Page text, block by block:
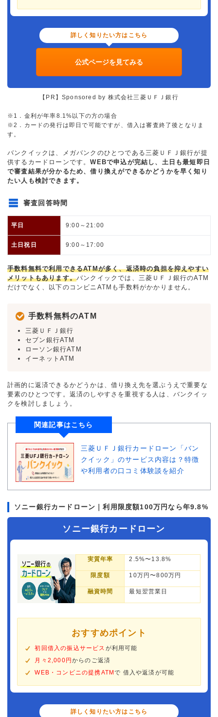
詳しく知りたい方はこちら
公式ページを見てみる
【PR】Sponsored by 株式会社三菱ＵＦＪ銀行
※1．金利が年率8.1%以下の方の場合
※2．カードの発行は即日で可能ですが、借入は審査終了後となりま
す。
バンクイックは、メガバンクのひとつである三菱ＵＦＪ銀行が提
供するカードローンです。WEBで申込が完結し、土日も最短即日
で審査結果が分かるため、借り換えができるかどうかを早く知り
たい人も検討できます。
審査回答時間
平日 9:00～21:00
土日祝日 9:00～17:00
手数料無料で利用できるATMが多く、返済時の負担を抑えやすい
メリットもあります。バンクイックでは、三菱ＵＦＪ銀行のATM
だけでなく、以下のコンビニATMも手数料がかかりません。
手数料無料のATM
三菱ＵＦＪ銀行
セブン銀行ATM
ローソン銀行ATM
イーネットATM
計画的に返済できるかどうかは、借り換え先を選ぶうえで重要な
要素のひとつです。返済のしやすさを重視する人は、バンクイッ
クを検討しましょう。
関連記事はこちら
三菱ＵＦＪ銀行カードローン「バン
クイック」のサービス内容は？特徴
や利用者の口コミ体験談を紹介
ソニー銀行カードローン｜利用限度額100万円なら年9.8%
ソニー銀行カードローン
実質年率 2.5%〜13.8%
限度額 10万円〜800万円
融資時間 最短翌営業日
おすすめポイント
初回借入の振込サービス が利用可能
月々2,000円からのご返済
WEB・コンビニの提携ATMで 借入や返済が可能
詳しく知りたい方はこちら